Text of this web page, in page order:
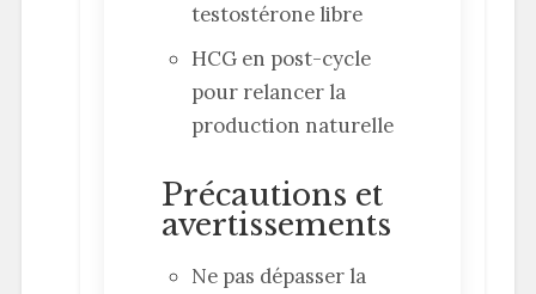
testostérone libre
HCG en post-cycle
pour relancer la
production naturelle
Précautions et
avertissements
Ne pas dépasser la